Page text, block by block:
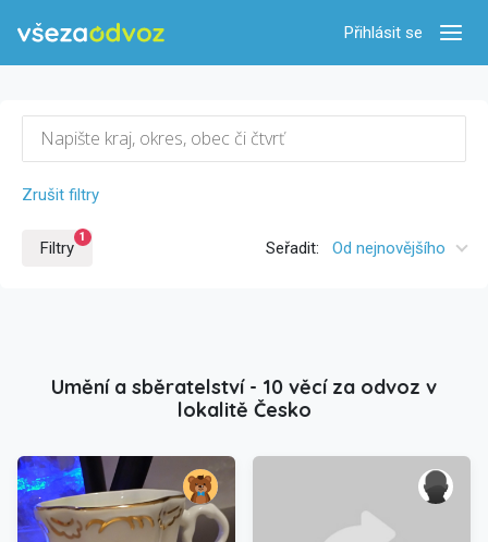
Přihlásit se
Zrušit filtry
Filtry
1
Seřadit: Od nejnovějšího
Umění a sběratelství - 10 věcí za odvoz v
lokalitě Česko